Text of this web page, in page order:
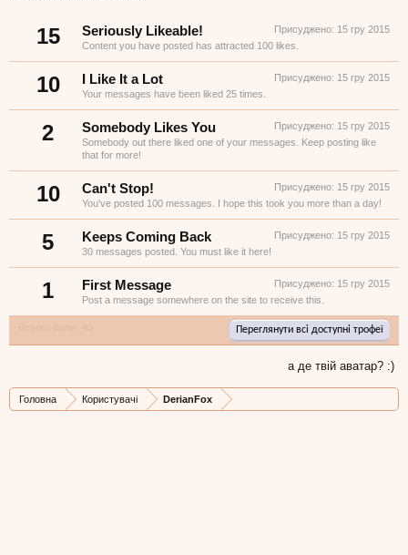
15 Присуджено: 15 гру 2015
Seriously Likeable!
Content you have posted has attracted 100 likes.
10 Присуджено: 15 гру 2015
I Like It a Lot
Your messages have been liked 25 times.
2 Присуджено: 15 гру 2015
Somebody Likes You
Somebody out there liked one of your messages. Keep posting like
that for more!
10 Присуджено: 15 гру 2015
Can't Stop!
You've posted 100 messages. I hope this took you more than a day!
5 Присуджено: 15 гру 2015
Keeps Coming Back
30 messages posted. You must like it here!
1 Присуджено: 15 гру 2015
First Message
Post a message somewhere on the site to receive this.
Переглянути всі доступні трофеї
а де твій аватар? :)
Головна Користувачі DerianFox